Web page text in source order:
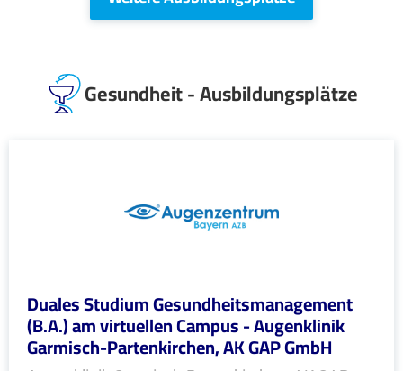
Gesundheit - Ausbildungsplätze
Duales Studium Gesundheitsmanagement
(B.A.) am virtuellen Campus - Augenklinik
Garmisch-Partenkirchen, AK GAP GmbH